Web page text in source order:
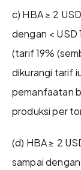
c) HBA ≥ 2
dengan <
(tarif 19%
dikurangi tarif
pemanfaatan
produksi per
(d) HBA ≥ 2
sampai